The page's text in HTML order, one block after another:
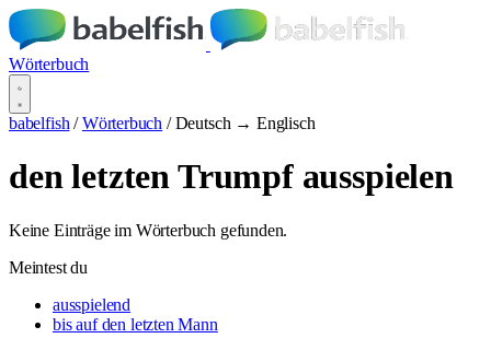
Wörterbuch
babelfish / Wörterbuch / Deutsch → Englisch
den letzten Trumpf ausspielen
Keine Einträge im Wörterbuch gefunden.
Meintest du
ausspielend
bis auf den letzten Mann